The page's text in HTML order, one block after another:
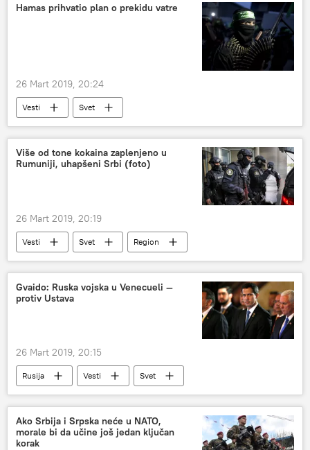
Hamas prihvatio plan o prekidu vatre
26 Mart 2019, 20:24
Vesti Svet
Više od tone kokaina zaplenjeno u
Rumuniji, uhapšeni Srbi (foto)
26 Mart 2019, 20:19
Vesti Svet Region
Gvaido: Ruska vojska u Venecueli —
protiv Ustava
26 Mart 2019, 20:15
Rusija Vesti
Svet
Venecuela
Ako Srbija i Srpska neće u NATO,
morale bi da učine još jedan ključan
korak